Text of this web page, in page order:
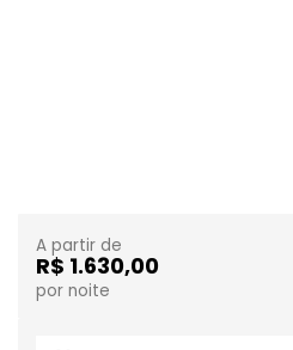
A partir de
R$ 1.630,00
por noite